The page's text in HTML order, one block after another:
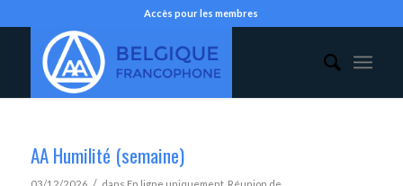
Accès pour les membres
AA Humilité (semaine)